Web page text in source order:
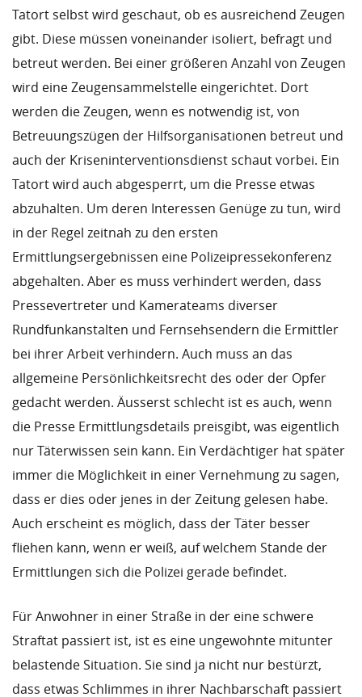
Tatort selbst wird geschaut, ob es ausreichend Zeugen
gibt. Diese müssen voneinander isoliert, befragt und
betreut werden. Bei einer größeren Anzahl von Zeugen
wird eine Zeugensammelstelle eingerichtet. Dort
werden die Zeugen, wenn es notwendig ist, von
Betreuungszügen der Hilfsorganisationen betreut und
auch der Kriseninterventionsdienst schaut vorbei. Ein
Tatort wird auch abgesperrt, um die Presse etwas
abzuhalten. Um deren Interessen Genüge zu tun, wird
in der Regel zeitnah zu den ersten
Ermittlungsergebnissen eine Polizeipressekonferenz
abgehalten. Aber es muss verhindert werden, dass
Pressevertreter und Kamerateams diverser
Rundfunkanstalten und Fernsehsendern die Ermittler
bei ihrer Arbeit verhindern. Auch muss an das
allgemeine Persönlichkeitsrecht des oder der Opfer
gedacht werden. Äusserst schlecht ist es auch, wenn
die Presse Ermittlungsdetails preisgibt, was eigentlich
nur Täterwissen sein kann. Ein Verdächtiger hat später
immer die Möglichkeit in einer Vernehmung zu sagen,
dass er dies oder jenes in der Zeitung gelesen habe.
Auch erscheint es möglich, dass der Täter besser
fliehen kann, wenn er weiß, auf welchem Stande der
Ermittlungen sich die Polizei gerade befindet.
Für Anwohner in einer Straße in der eine schwere
Straftat passiert ist, ist es eine ungewohnte mitunter
belastende Situation. Sie sind ja nicht nur bestürzt,
dass etwas Schlimmes in ihrer Nachbarschaft passiert